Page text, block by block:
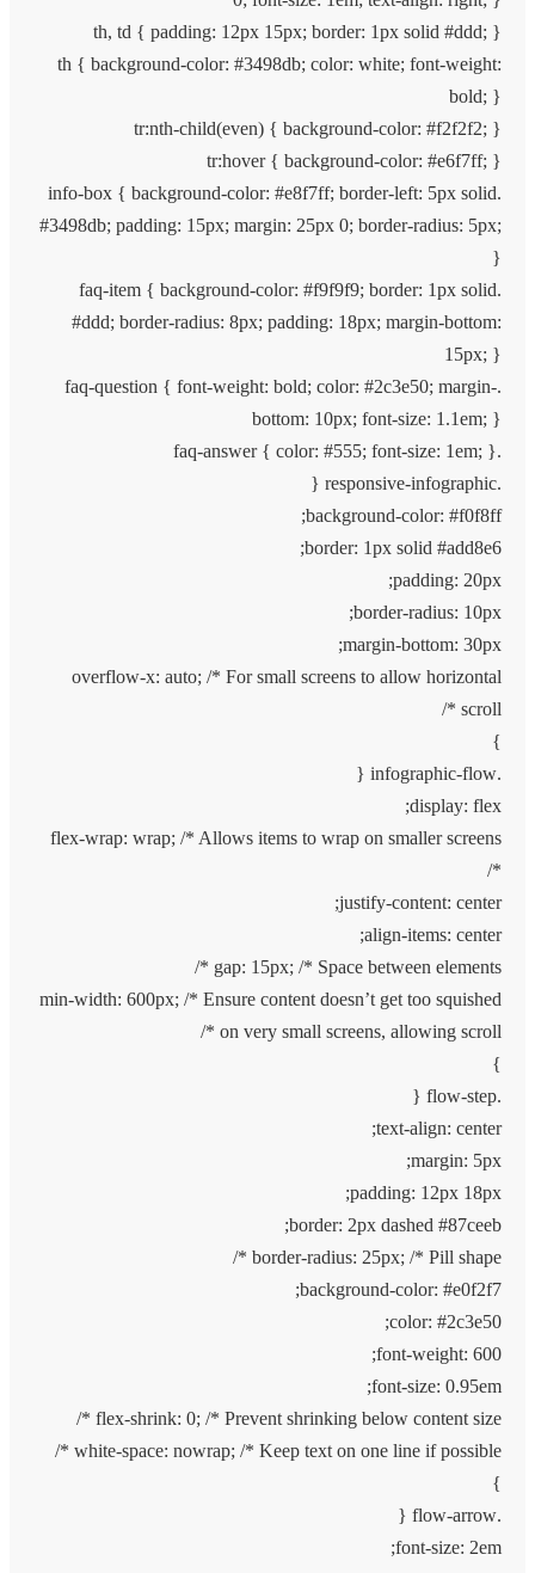
th, td { padding: 12px 15px; border: 1px solid #ddd; }
th { background-color: #3498db; color: white; font-weight:
bold; }
tr:nth-child(even) { background-color: #f2f2f2; }
tr:hover { background-color: #e6f7ff; }
.info-box { background-color: #e8f7ff; border-left: 5px solid
#3498db; padding: 15px; margin: 25px 0; border-radius: 5px;
}
.faq-item { background-color: #f9f9f9; border: 1px solid
#ddd; border-radius: 8px; padding: 18px; margin-bottom:
15px; }
.faq-question { font-weight: bold; color: #2c3e50; margin-
bottom: 10px; font-size: 1.1em; }
.faq-answer { color: #555; font-size: 1em; }
.responsive-infographic {
background-color: #f0f8ff;
border: 1px solid #add8e6;
padding: 20px;
border-radius: 10px;
margin-bottom: 30px;
overflow-x: auto; /* For small screens to allow horizontal
scroll */
}
.infographic-flow {
display: flex;
flex-wrap: wrap; /* Allows items to wrap on smaller screens
*/
justify-content: center;
align-items: center;
gap: 15px; /* Space between elements */
min-width: 600px; /* Ensure content doesn’t get too squished
on very small screens, allowing scroll */
}
.flow-step {
text-align: center;
margin: 5px;
padding: 12px 18px;
border: 2px dashed #87ceeb;
border-radius: 25px; /* Pill shape */
background-color: #e0f2f7;
color: #2c3e50;
font-weight: 600;
font-size: 0.95em;
flex-shrink: 0; /* Prevent shrinking below content size */
white-space: nowrap; /* Keep text on one line if possible */
}
.flow-arrow {
font-size: 2em;